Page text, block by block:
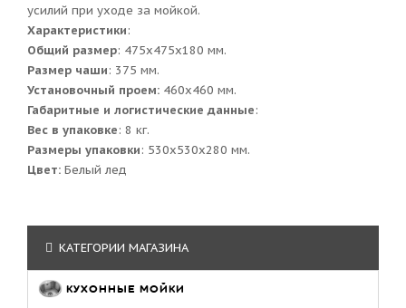
усилий при уходе за мойкой.
Характеристики:
Общий размер: 475x475x180 мм.
Размер чаши: 375 мм.
Установочный проем: 460x460 мм.
Габаритные и логистические данные:
Вес в упаковке: 8 кг.
Размеры упаковки: 530x530x280 мм.
Цвет: Белый лед
КАТЕГОРИИ МАГАЗИНА
КУХОННЫЕ МОЙКИ